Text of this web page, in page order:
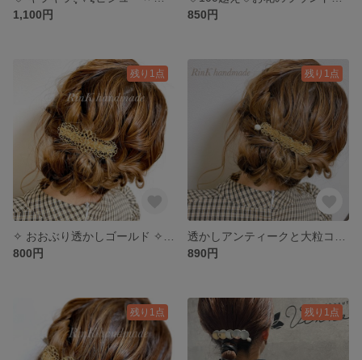
1,100円
850円
残り1点
800円
残り1点
890円
残り1点 残り1点